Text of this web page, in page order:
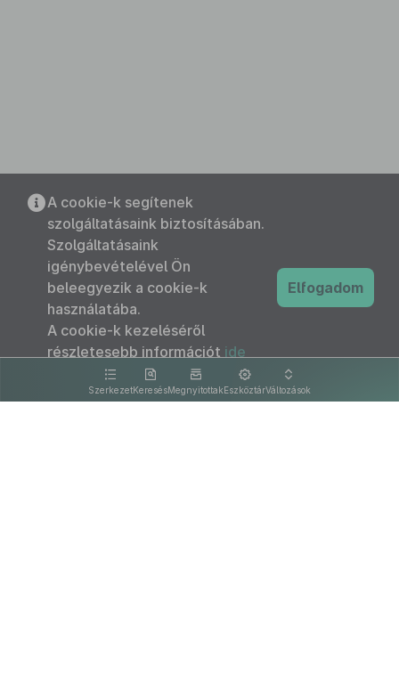
SzerkezetKeresésMegnyitottakEszköztárVáltozások
A cookie-k segítenek
szolgáltatásaink biztosításában.
Szolgáltatásaink
igénybevételével Ön
beleegyezik a cookie-k
használatába.
A cookie-k kezeléséről
részletesebb információt ide
kattintva olvashat.
Elfogadom